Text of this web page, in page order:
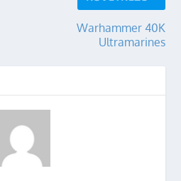
Warhammer 40K
Ultramarines